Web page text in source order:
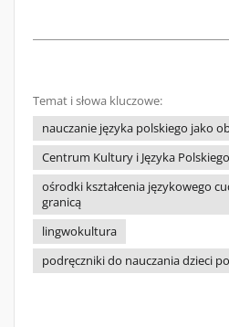
Temat i słowa kluczowe:
nauczanie języka polskiego jako
Centrum Kultury i Języka Polskiego
ośrodki kształcenia językowego
granicą
lingwokultura
podręczniki do nauczania dzieci